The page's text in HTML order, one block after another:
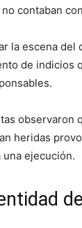
contaban
la escena
de
observaron
heridas
una ejecución.